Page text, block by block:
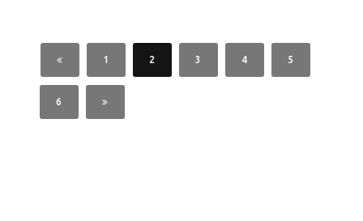
1 2 3 4 5
6